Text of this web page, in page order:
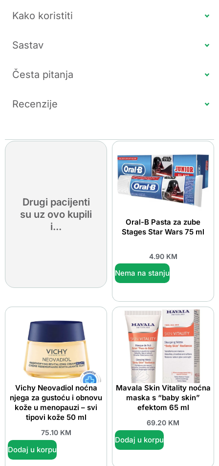
Kako koristiti
Sastav
Česta pitanja
Recenzije
Drugi pacijenti
su uz ovo kupili
i...
Oral-B Pasta za zube
Stages Star Wars 75 ml
4.90 KM
Nema na stanju
Vichy Neovadiol noćna
njega za gustoću i obnovu
kože u menopauzi – svi
tipovi kože 50 ml
75.10 KM
Dodaj u korpu
Mavala Skin Vitality noćna
maska s “baby skin”
efektom 65 ml
69.20 KM
Dodaj u korpu